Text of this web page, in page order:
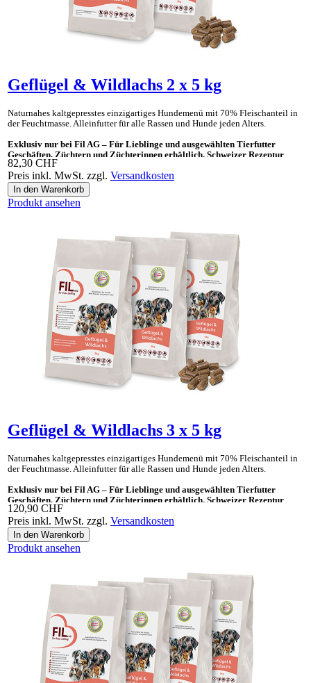
Geflügel & Wildlachs 2 x 5 kg
Naturnahes kaltgepresstes einzig­artiges Hunde­menü mit 70% Fleisch­anteil in
der Feucht­masse. Allein­futter für alle Rassen und Hunde jeden Alters.
Exklusiv nur bei Fil AG – Für Lieblinge und ausgewählten Tierfutter
Geschäften, Züchtern und Züchterinnen erhältlich. Schweizer Rezeptur
Ideal auch als «Gesundes Leckerli» und Ergänzungsnahrung für BARF.
82,30 CHF
Preis inkl. MwSt. zzgl. Versandkosten
Produkt ansehen
Geflügel & Wildlachs 3 x 5 kg
Naturnahes kaltgepresstes einzig­artiges Hunde­menü mit 70% Fleisch­anteil in
der Feucht­masse. Allein­futter für alle Rassen und Hunde jeden Alters.
Exklusiv nur bei Fil AG – Für Lieblinge und ausgewählten Tierfutter
Geschäften, Züchtern und Züchterinnen erhältlich. Schweizer Rezeptur
Ideal auch als «Gesundes Leckerli» und Ergänzungsnahrung für BARF.
120,90 CHF
Preis inkl. MwSt. zzgl. Versandkosten
Produkt ansehen